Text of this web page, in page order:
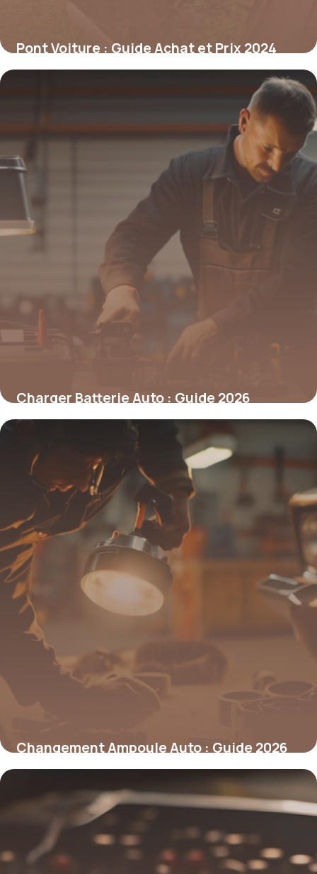
Pont Voiture : Guide Achat et Prix 2024
18 mai 2026
Charger Batterie Auto : Guide 2026
11 mai 2026
Changement Ampoule Auto : Guide 2026
10 mai 2026